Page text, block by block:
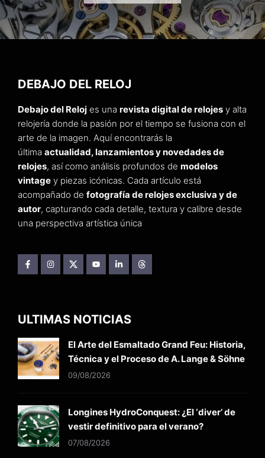
DEBAJO DEL RELOJ
Debajo del Reloj es una revista digital de relojes y alta
relojería donde la pasión por el tiempo se fusiona con el
arte de la imagen. Aquí encontrarás la
última actualidad, lanzamientos y novedades de
relojes, así como análisis profundos de modelos
vintage y piezas icónicas. Cada artículo está
acompañado de fotografía de relojes exclusiva y de
autor, capturando cada detalle, textura y calibre desde
una perspectiva artística única
ULTIMAS NOTICIAS
El Arte del Esmaltado Grand Feu: Historia,
Técnica y el Proceso de A. Lange & Söhne
09/08/2026
Longines HydroConquest: ¿El ‘diver’ de
vestir definitivo para el verano?
07/08/2026